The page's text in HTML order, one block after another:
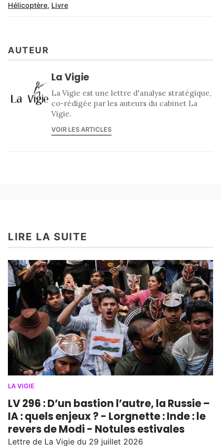
Hélicoptère, Livre
AUTEUR
La Vigie
La Vigie est une lettre d'analyse stratégique,
co-rédigée par les auteurs du cabinet La
Vigie.
VOIR LES ARTICLES
LIRE LA SUITE
LA VIGIE
LV 296 : D’un bastion l’autre, la Russie –
IA : quels enjeux ? - Lorgnette : Inde : le
revers de Modi - Notules estivales
Lettre de La Vigie du 29 juillet 2026